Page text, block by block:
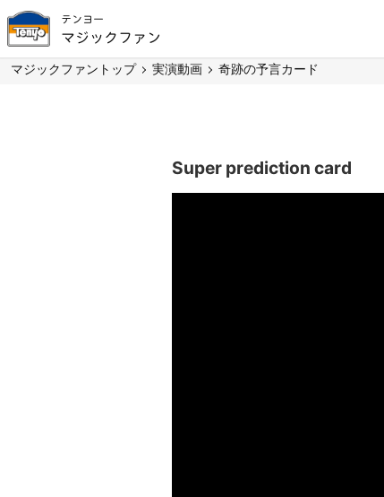
テンヨー
マジックファン
マジックファントップ 実演動画 奇跡の予言カード
Super prediction card